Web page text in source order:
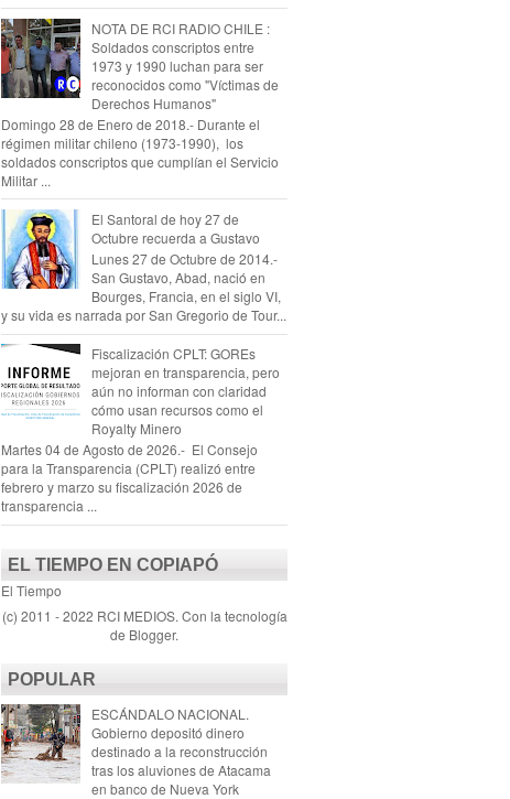
NOTA DE RCI RADIO CHILE :
Soldados conscriptos entre
1973 y 1990 luchan para ser
reconocidos como "Víctimas de
Derechos Humanos"
Domingo 28 de Enero de 2018.- Durante el
régimen militar chileno (1973-1990), los
soldados conscriptos que cumplían el Servicio
Militar ...
El Santoral de hoy 27 de
Octubre recuerda a Gustavo
Lunes 27 de Octubre de 2014.-
San Gustavo, Abad, nació en
Bourges, Francia, en el siglo VI,
y su vida es narrada por San Gregorio de Tour...
Fiscalización CPLT: GOREs
mejoran en transparencia, pero
aún no informan con claridad
cómo usan recursos como el
Royalty Minero
Martes 04 de Agosto de 2026.- El Consejo
para la Transparencia (CPLT) realizó entre
febrero y marzo su fiscalización 2026 de
transparencia ...
EL TIEMPO EN COPIAPÓ
El Tiempo
(c) 2011 - 2022 RCI MEDIOS. Con la tecnología
de Blogger.
POPULAR
ESCÁNDALO NACIONAL.
Gobierno depositó dinero
destinado a la reconstrucción
tras los aluviones de Atacama
en banco de Nueva York